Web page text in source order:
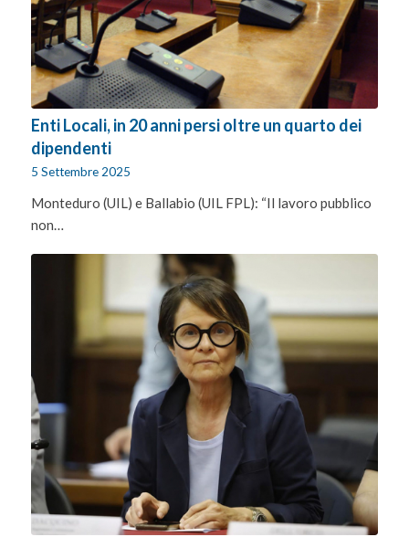
Enti Locali, in 20 anni persi oltre un quarto dei
dipendenti
5 Settembre 2025
Monteduro (UIL) e Ballabio (UIL FPL): “Il lavoro pubblico
non…